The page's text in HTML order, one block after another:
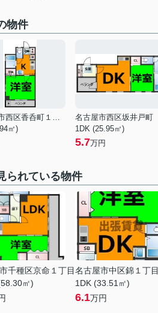
物件
名古屋市西区香呑町１丁目
㎡)
名古屋市西区坂井戸町
1DK (25.95㎡)
5.7万円
られている物件
千種区京命１丁目
㎡)
名古屋市中区錦１丁目
1DK (33.51㎡)
6.1万円